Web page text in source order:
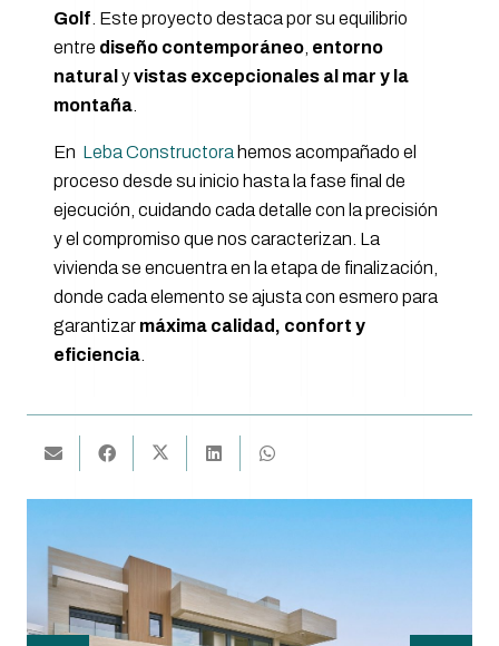
Golf . Este proyecto destaca por su equilibrio
entre diseño contemporáneo entorno
natural yvistas excepcionales al mar y la
montaña
En Leba Constructora hemos acompañado el
proceso desde su inicio hasta la fase final de
ejecución, cuidando cada detalle con la precisión
y el compromiso que nos caracterizan. La
vivienda se encuentra en la etapa de finalización,
donde cada elemento se ajusta con esmero para
garantizar máxima calidad, confort y
eficiencia